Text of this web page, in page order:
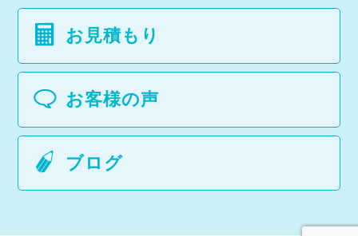
お見積もり
お客様の声
ブログ